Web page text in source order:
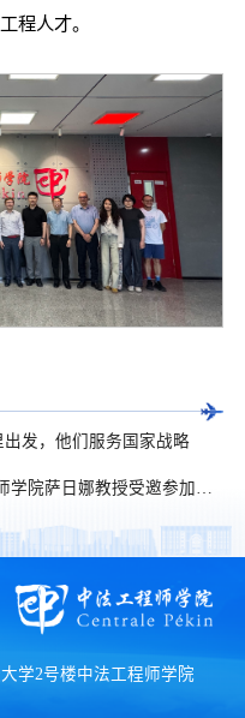
程人才。
发，他们服务国家战略
CGTN法语频道：中法工程师学院萨日娜教授受邀参加神舟载人飞行任务系列直播
学2号楼中法工程师学院